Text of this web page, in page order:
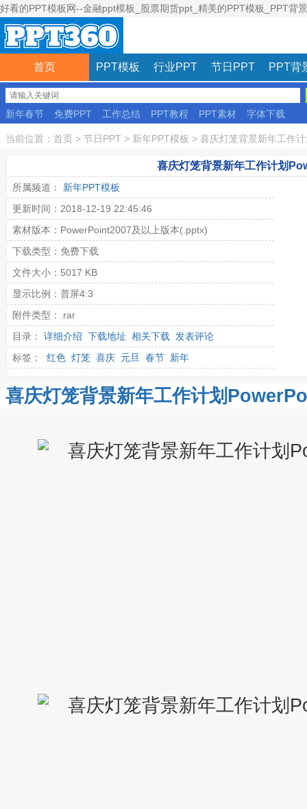
好看的PPT模板网--金融ppt模板_股票期货ppt_精美的PPT模板_PPT背
首页 PPT模板 行业PPT 节日PPT PPT背
新年春节 免费PPT 工作总结 PPT教程 PPT素材
字体下载
当前位置： 首页 > 节日PPT > 新年PPT模板 > 喜庆灯笼背景新年工作
喜庆灯笼背景新年工作计划
所属频道：
新年PPT模板
更新时间：2018-12-19 22:45:46
素材版本：PowerPoint2007及以上版本(.pptx)
下载类型：免费下载
文件大小：5017 KB
显示比例：普屏4:3
附件类型：.rar
目录：
详细介绍 下载地址 相关下载
发表评论
标签：
红色 灯笼 喜庆 元旦 春节 新年
喜庆灯笼背景新年工作计划